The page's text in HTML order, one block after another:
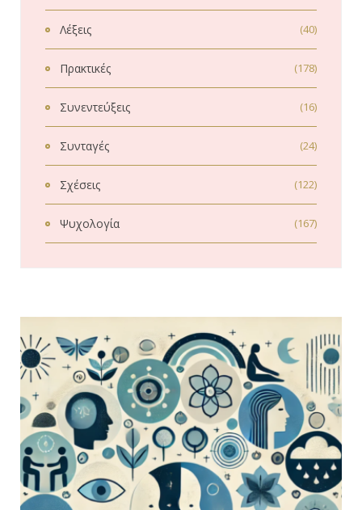
Λέξεις (40)
Πρακτικές (178)
Συνεντεύξεις (16)
Συνταγές (24)
Σχέσεις (122)
Ψυχολογία (167)